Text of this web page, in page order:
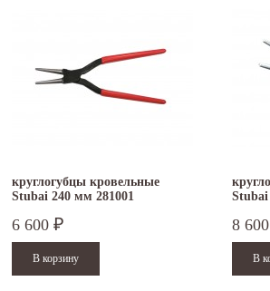
круглогубцы кровельные
Stubai 240 мм 281001
6 600 ₽
Stubai
8 600